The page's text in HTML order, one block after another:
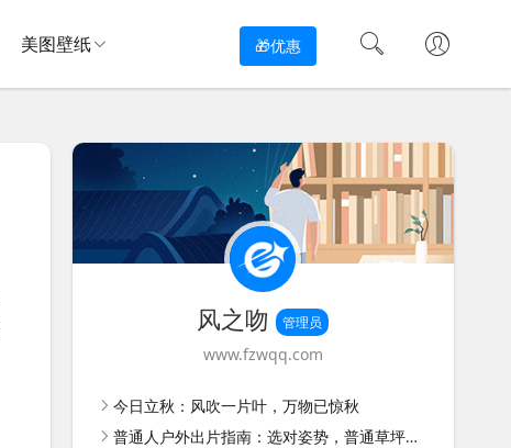
美图壁纸 🎁优惠
风之吻 管理员
www.fzwqq.com
今日立秋：风吹一片叶，万物已惊秋
普通人户外出片指南：选对姿势，普通草坪也能拍好看